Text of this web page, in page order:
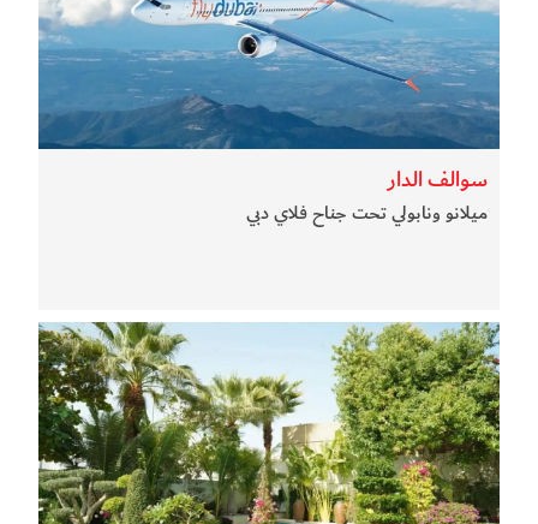
سوالف الدار
ميلانو ونابولي تحت جناح فلاي دبي